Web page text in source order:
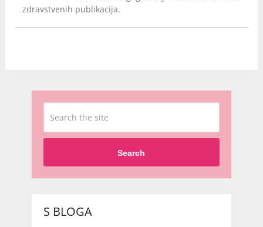
zdravstvenih publikacija.
Search
S BLOGA